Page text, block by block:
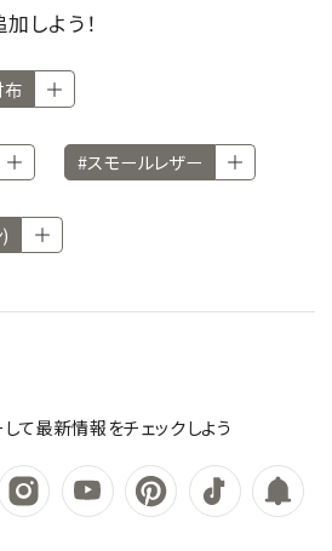
しよう！
布
#スモールレザー
て最新情報をチェックしよう